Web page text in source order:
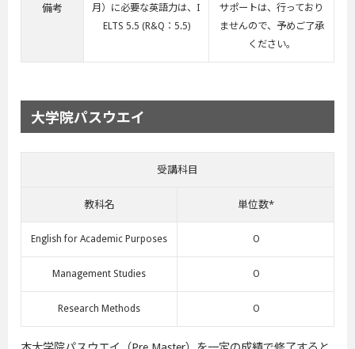
備考
月）に必要な英語力は、I
ELTS 5.5 (R&Q：5.5)
サポートは、行っており
ませんので、予めご了承
ください。
大学院パスウエイ
受講科目
教科名 単位数*
English for Academic Purposes ０
Management Studies ０
Research Methods ０